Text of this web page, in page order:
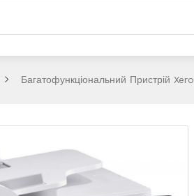
Багатофункціональний Пристрій